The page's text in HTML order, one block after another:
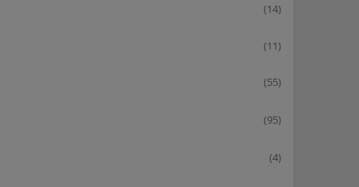
(14)
(11)
(55)
(95)
(4)